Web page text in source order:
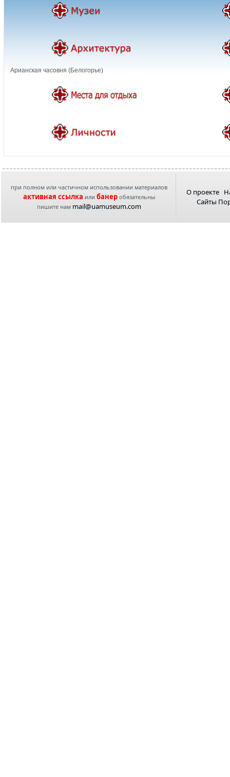
Арианская часовня (Белогорье)
при полном или частичном использовании материалов
активная ссылка или банеробязательны
пишите нам mail@uamuseum.com
О проекте
Сайты